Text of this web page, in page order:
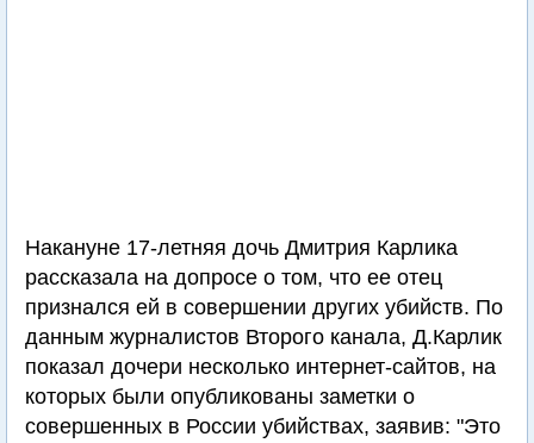
Накануне 17-летняя дочь Дмитрия Карлика
рассказала на допросе о том, что ее отец
признался ей в совершении других убийств. По
данным журналистов Второго канала, Д.Карлик
показал дочери несколько интернет-сайтов, на
которых были опубликованы заметки о
совершенных в России убийствах, заявив: "Это